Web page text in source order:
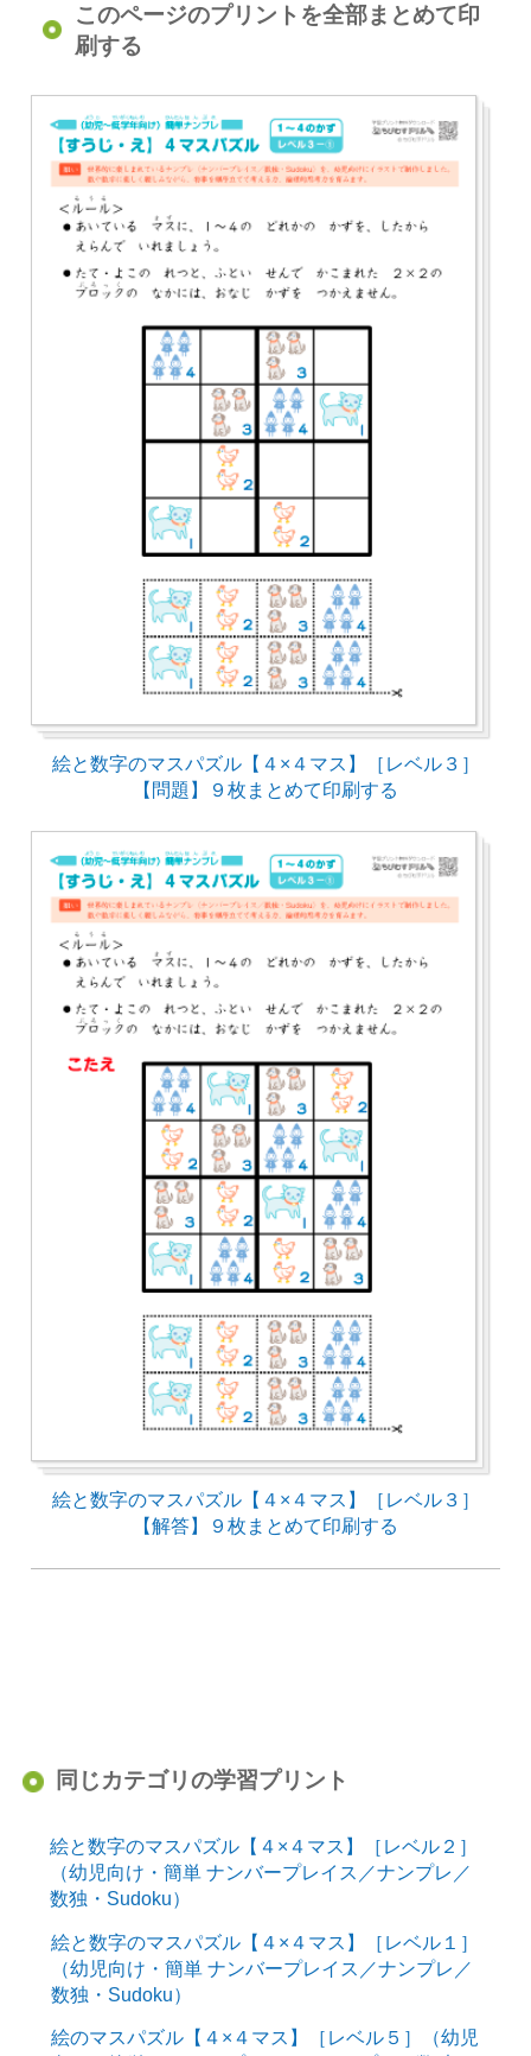
このページのプリントを全部まとめて印
刷する
絵と数字のマスパズル【４×４マス】［レベル３］
【問題】９枚まとめて印刷する
絵と数字のマスパズル【４×４マス】［レベル３］
【解答】９枚まとめて印刷する
同じカテゴリの学習プリント
絵と数字のマスパズル【４×４マス】［レベル２］
（幼児向け・簡単 ナンバープレイス／ナンプレ／
数独・Sudoku）
絵と数字のマスパズル【４×４マス】［レベル１］
（幼児向け・簡単 ナンバープレイス／ナンプレ／
数独・Sudoku）
絵のマスパズル【４×４マス】［レベル５］（幼児